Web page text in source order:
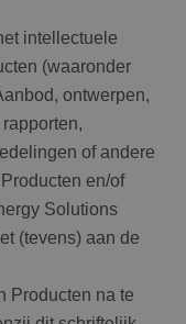
intellectuele
(waaronder
ontwerpen,
of andere
en/of
Solutions
(tevens) aan de
Producten na te